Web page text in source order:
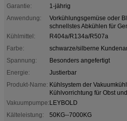
Garantie:
1-jährig
Anwendung:
Vorkühlungsgemüse oder
schnellstes Abkühlen für
Kühlmittel:
R404a/R134a/R507a
Farbe:
schwarze/silberne
Spannung:
Besonders angefertigt
Energie:
Justierbar
Produkt-Name: Kühlsystem der
Kühlvorrichtung für Obst
Vakuumpumpe:LEYBOLD
Kälteleistung:
50KG--7000KG